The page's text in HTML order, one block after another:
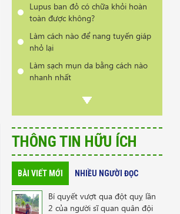
Lupus ban đỏ có chữa khỏi hoàn
toàn được không?
Làm cách nào để nang tuyến giáp
nhỏ lại
Làm sạch mụn da bằng cách nào
nhanh nhất
Có phải bị thoái hóa cột sống khi
THÔNG TIN HỮU ÍCH
BÀI VIẾT MỚI NHIỀU NGƯỜI ĐỌC
Bí quyết vượt qua đột quỵ lần
2 của người sĩ quan quân đội